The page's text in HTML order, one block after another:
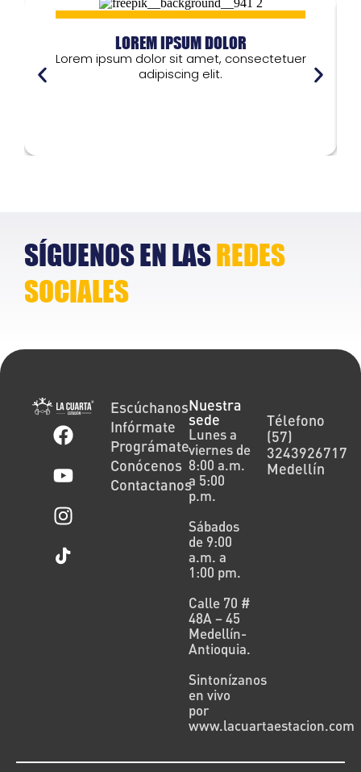
LOREM IPSUM DOLOR
Lorem ipsum dolor sit amet, consectetuer
adipiscing elit.
SÍGUENOS EN LASREDES
SOCIALES
Escúchanos
Infórmate
Prográmate
Conócenos
Contactanos
Nuestra
sede
Lunes a
viernes de
8:00 a.m.
a 5:00
p.m.
Sábados
de 9:00
a.m. a
1:00 pm.
Calle 70 #
48A – 45
Medellín-
Antioquia.
Sintonízanos
en vivo
por
www.lacuartaestacion.com
Télefono
(57)
3243926717
Medellín